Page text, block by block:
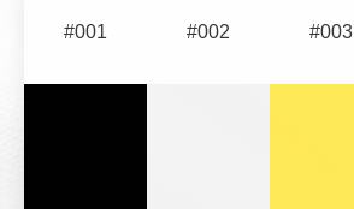
#001 #002 #003